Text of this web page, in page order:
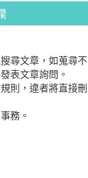
尋文章，如蒐尋不
表文章詢問。
則，違者將直接刪
務。